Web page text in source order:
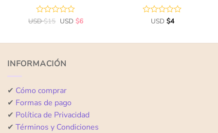
Valorado
de
USD$15 USD $6
Valorado
de
USD $4
INFORMACIÓN
✔ Cómo comprar
✔ Formas de pago
✔ Política de Privacidad
✔ Términos y Condiciones